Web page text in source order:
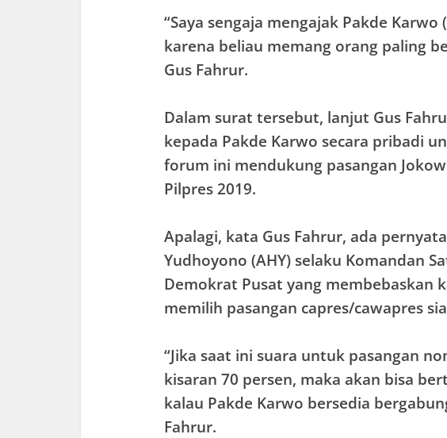
“Saya sengaja mengajak Pakde
karena beliau memang orang paling
Gus Fahrur.
Dalam surat tersebut, lanjut Gus
kepada Pakde Karwo secara pribadi
forum ini mendukung pasangan
Pilpres 2019.
Apalagi, kata Gus Fahrur, ada
Yudhoyono (AHY) selaku Komandan
Demokrat Pusat yang membebaskan
memilih pasangan capres/cawapres
“Jika saat ini suara untuk pasangan
kisaran 70 persen, maka akan bisa
kalau Pakde Karwo bersedia
Fahrur.